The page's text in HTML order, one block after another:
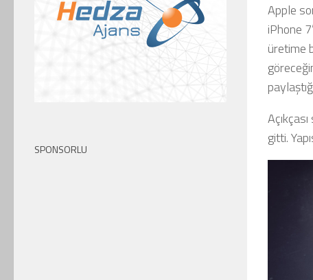
Apple
iPhone
üretime
gitti.
SPONSORLU